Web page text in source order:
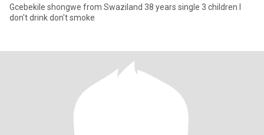
Gcebekile shongwe from Swaziland 38 years single 3 children l
don't drink don't smoke